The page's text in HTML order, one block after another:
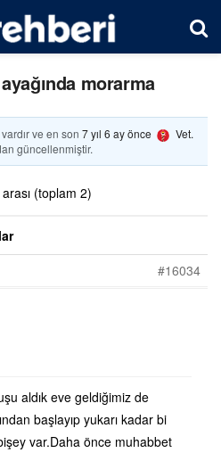
morarma
ve en son 7 yıl 6 ay önce
Vet.
güncellenmiştir.
(toplam 2)
#16034
aldık eve geldiğimiz de
başlayıp yukarı kadar bi
var.Daha önce muhabbet